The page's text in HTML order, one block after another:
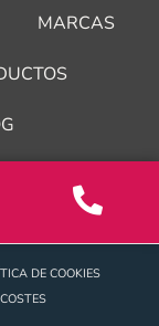
MARCAS
DE COOKIES